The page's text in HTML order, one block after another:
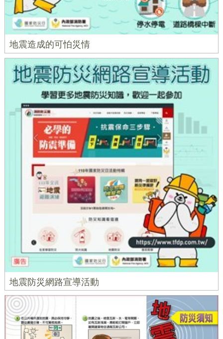
地震造成的可怕災情
地震防災網路宣導活動